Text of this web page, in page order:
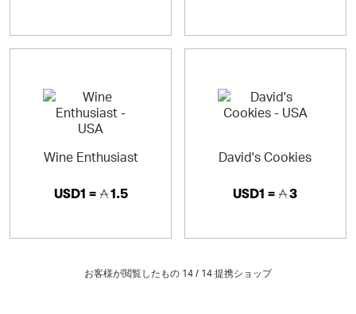
Wine Enthusiast
USD1 = 1.5
David's Cookies
USD1 = 3
お客様が閲覧したもの 14 / 14 提携ショップ